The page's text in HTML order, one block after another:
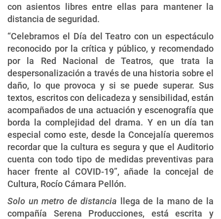
con asientos libres entre ellas para mantener la
distancia de seguridad.
“Celebramos el Día del Teatro con un espectáculo
reconocido por la crítica y público, y recomendado
por la Red Nacional de Teatros, que trata la
despersonalización a través de una historia sobre el
daño, lo que provoca y si se puede superar. Sus
textos, escritos con delicadeza y sensibilidad, están
acompañados de una actuación y escenografía que
borda la complejidad del drama. Y en un día tan
especial como este, desde la Concejalía queremos
recordar que la cultura es segura y que el Auditorio
cuenta con todo tipo de medidas preventivas para
hacer frente al COVID-19”, añade la concejal de
Cultura, Rocío Cámara Pellón.
Solo un metro de distancia llega de la mano de la
compañía Serena Producciones, está escrita y